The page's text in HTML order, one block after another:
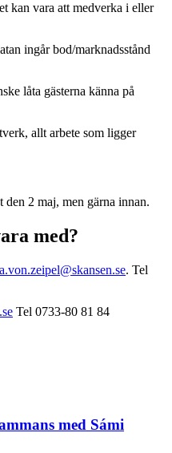
kan vara att medverka i eller
ingår bod/marknadsstånd
låta gästerna känna på
allt arbete som ligger
den 2 maj, men gärna innan.
med?
. Tel
Tel 0733-80 81 84
med Sámi